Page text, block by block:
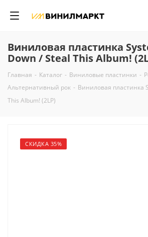
Виниловая пластинка
Down / Steal This Album!
Главная - Каталог - Виниловые пластинки -
Альтернативный рок - Виниловая пластинка
This Album! (2LP)
СКИДКА 35%